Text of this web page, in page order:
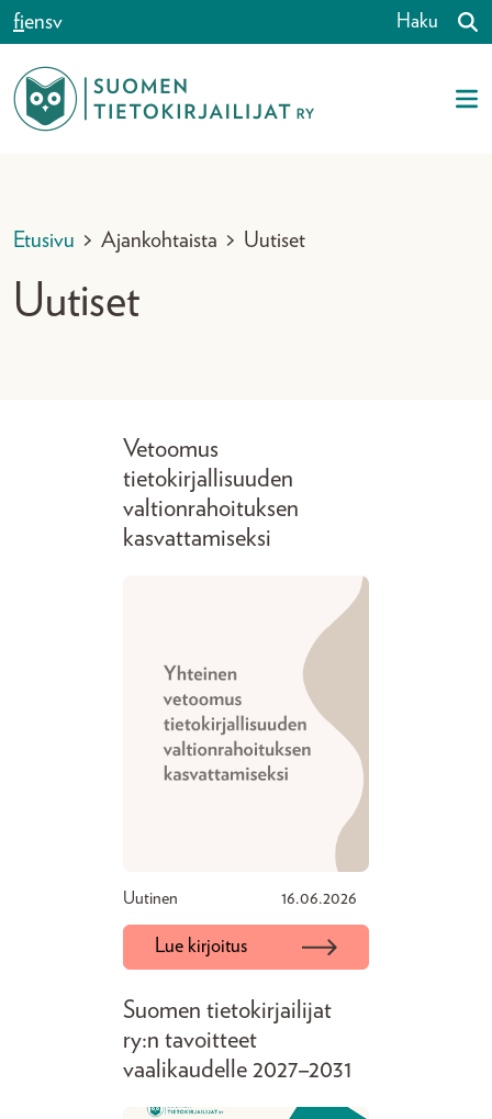
Siirry sisältöön
fiensv Haku
Etusivu > Ajankohtaista > Uutiset
Uutiset
Vetoomus
tietokirjallisuuden
valtionrahoituksen
kasvattamiseksi
Uutinen 16.06.2026
Lue kirjoitus
Suomen tietokirjailijat
ry:n tavoitteet
vaalikaudelle 2027–2031